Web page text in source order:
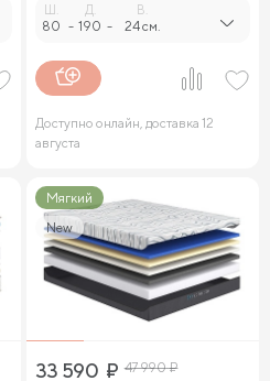
80 -
Д.
190 -
В.
24 см.
Доступно онлайн, доставка 12
августа
Мягкий
New
33 590 ₽ 47 990₽